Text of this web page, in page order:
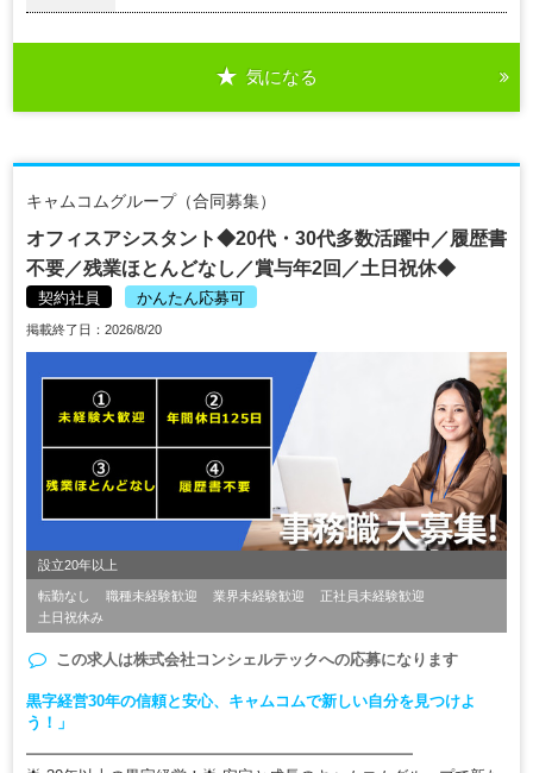
気になる
キャムコムグループ（合同募集）
オフィスアシスタント◆20代・30代多数活躍中／履歴書
不要／残業ほとんどなし／賞与年2回／土日祝休◆
契約社員 かんたん応募可
掲載終了日：2026/8/20
設立20年以上
転勤なし 職種未経験歓迎 業界未経験歓迎
正社員未経験歓迎
土日祝休み
この求人は株式会社コンシェルテックへの応募になります
黒字経営30年の信頼と安心、キャムコムで新しい自分を見つけよ
う！」
━━━━━━━━━━━━━━━━━━━━━━━━━